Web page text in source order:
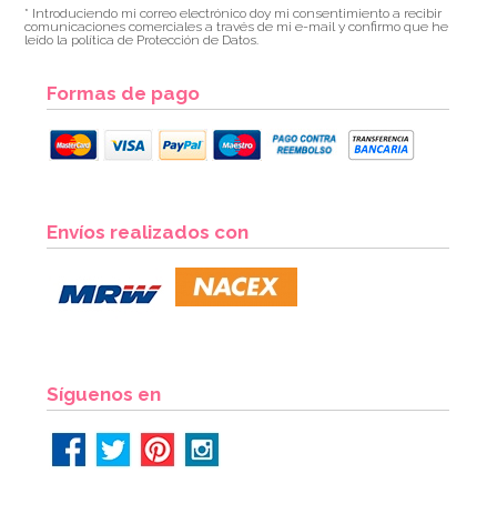
7,95€
* Introduciendo mi correo electrónico doy mi consentimiento a recibir
comunicaciones comerciales a través de mi e-mail y confirmo que he
leído la política de Protección de Datos.
Formas de pago
Envíos realizados con
Síguenos en